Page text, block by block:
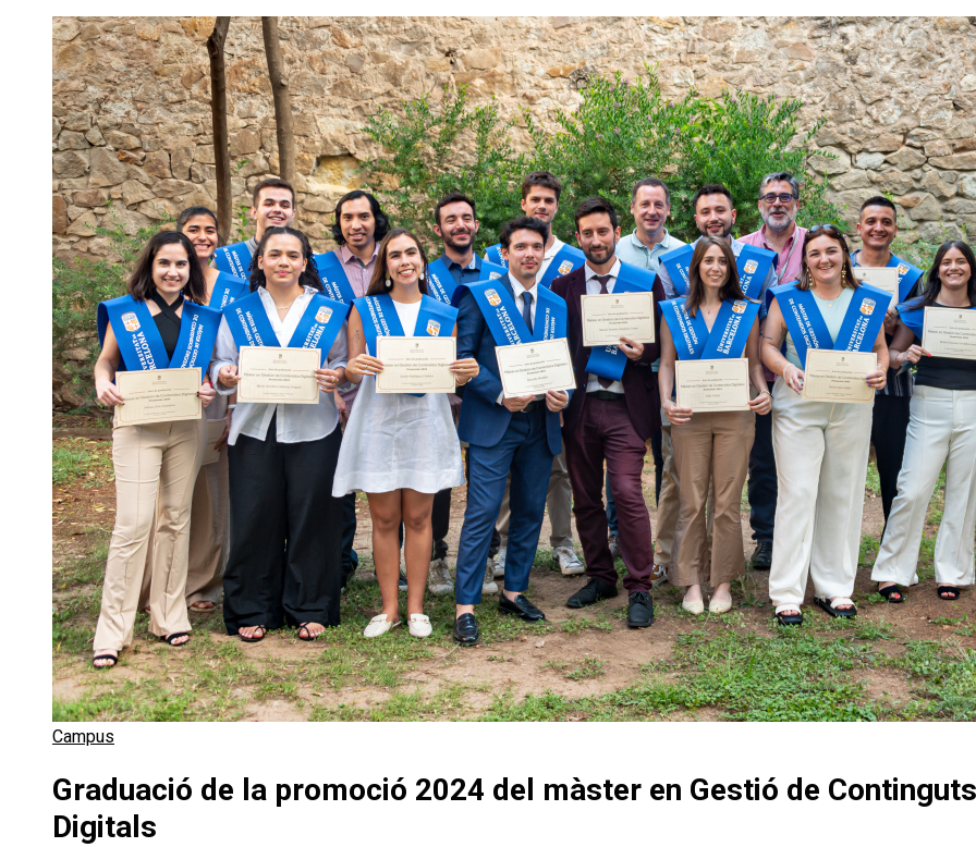
Campus
Graduació de la promoció 2024 del màster en Gestió de Continguts
Digitals